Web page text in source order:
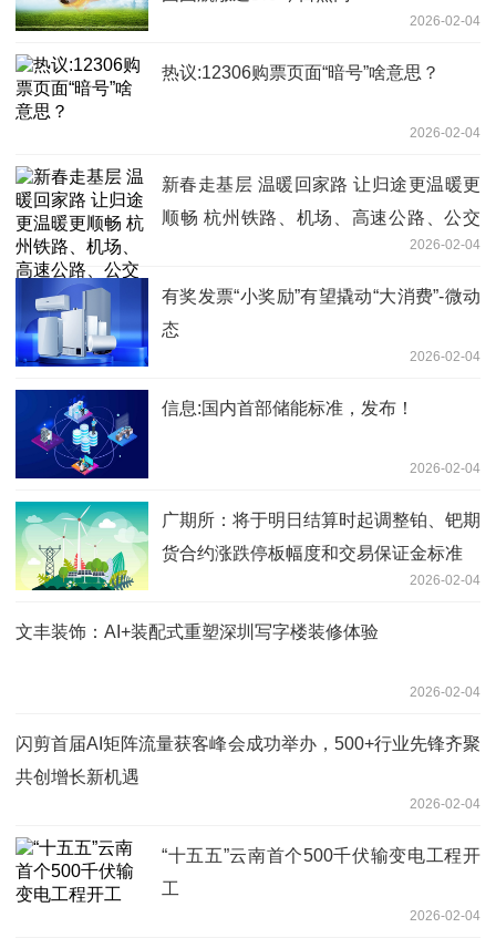
2026-02-04
热议:12306购票页面“暗号”啥意思？
2026-02-04
新春走基层 温暖回家路 让归途更温暖更
顺畅 杭州铁路、机场、高速公路、公交
地铁 春运出行全攻略来了 前沿热点2026-02-04
有奖发票“小奖励”有望撬动“大消费”-微动
态
2026-02-04
信息:国内首部储能标准，发布！
2026-02-04
广期所：将于明日结算时起调整铂、钯期
货合约涨跌停板幅度和交易保证金标准
2026-02-04
文丰装饰：AI+装配式重塑深圳写字楼装修体验
2026-02-04
闪剪首届AI矩阵流量获客峰会成功举办，500+行业先锋齐聚
共创增长新机遇
2026-02-04
“十五五”云南首个500千伏输变电工程开
工
2026-02-04